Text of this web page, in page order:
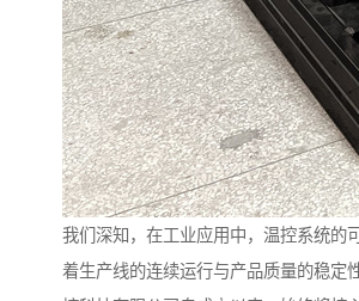
我们深知，在工业应用中，温控系统的
着生产线的连续运行与产品质量的稳定